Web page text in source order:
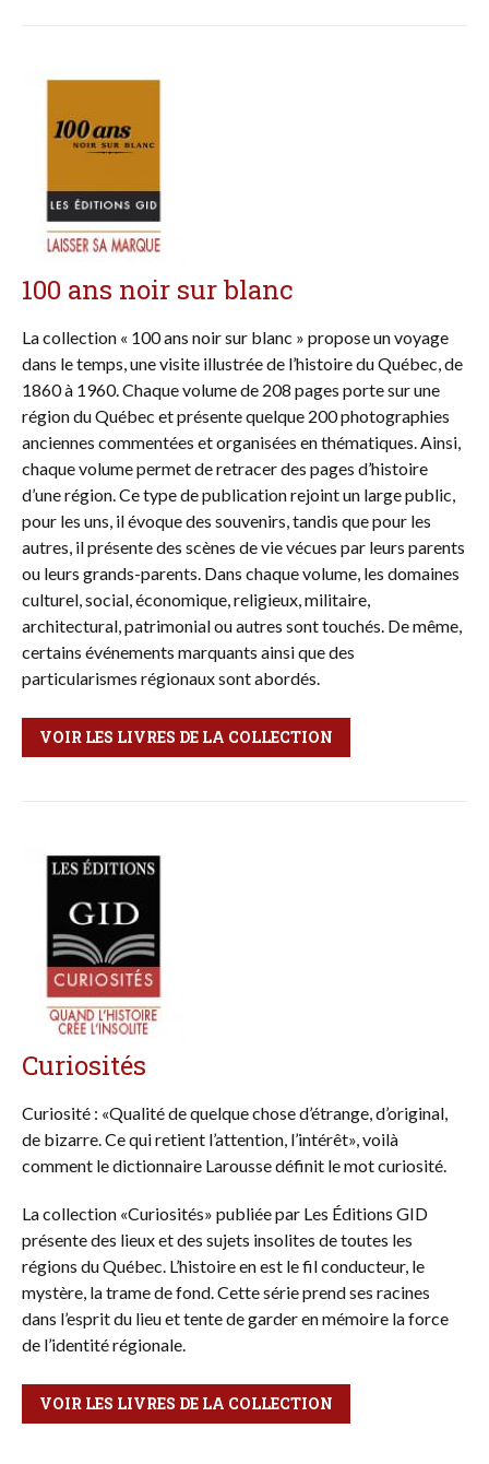
100 ans noir sur blanc
La collection « 100 ans noir sur blanc » propose un voyage
dans le temps, une visite illustrée de l’histoire du Québec, de
1860 à 1960. Chaque volume de 208 pages porte sur une
région du Québec et présente quelque 200 photographies
anciennes commentées et organisées en thématiques. Ainsi,
chaque volume permet de retracer des pages d’histoire
d’une région. Ce type de publication rejoint un large public,
pour les uns, il évoque des souvenirs, tandis que pour les
autres, il présente des scènes de vie vécues par leurs parents
ou leurs grands-parents. Dans chaque volume, les domaines
culturel, social, économique, religieux, militaire,
architectural, patrimonial ou autres sont touchés. De même,
certains événements marquants ainsi que des
particularismes régionaux sont abordés.
VOIR LES LIVRES DE LA COLLECTION
Curiosités
Curiosité : «Qualité de quelque chose d’étrange, d’original,
de bizarre. Ce qui retient l’attention, l’intérêt», voilà
comment le dictionnaire Larousse définit le mot curiosité.
La collection «Curiosités» publiée par Les Éditions GID
présente des lieux et des sujets insolites de toutes les
régions du Québec. L’histoire en est le fil conducteur, le
mystère, la trame de fond. Cette série prend ses racines
dans l’esprit du lieu et tente de garder en mémoire la force
de l’identité régionale.
VOIR LES LIVRES DE LA COLLECTION